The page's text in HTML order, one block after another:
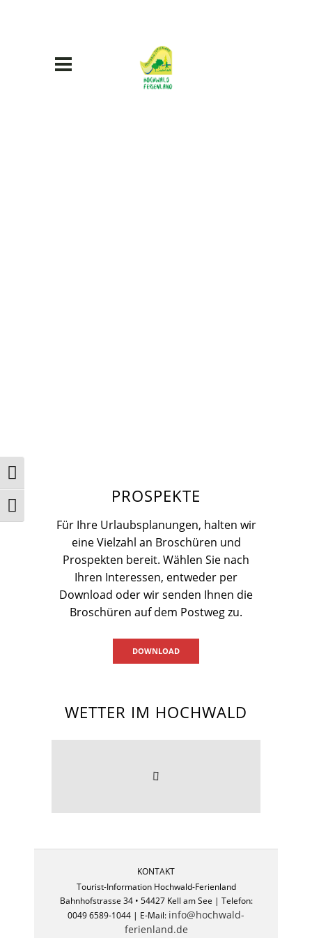
Umschalten auf hohe Kontraste
Schrift vergrößern
PROSPEKTE
Für Ihre Urlaubsplanungen, halten wir
eine Vielzahl an Broschüren und
Prospekten bereit. Wählen Sie nach
Ihren Interessen, entweder per
Download oder wir senden Ihnen die
Broschüren auf dem Postweg zu.
DOWNLOAD
WETTER IM HOCHWALD
KONTAKT
Tourist-Information Hochwald-Ferienland
Bahnhofstrasse 34 • 54427 Kell am See | Telefon:
0049 6589-1044 | E-Mail: info@hochwald-
ferienland.de